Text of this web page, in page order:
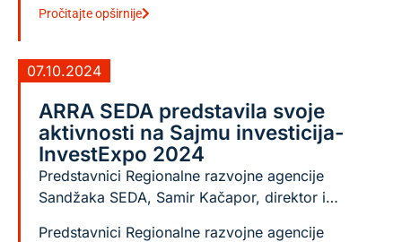
Pročitajte opširnije
07.10.2024
ARRA SEDA predstavila svoje
aktivnosti na Sajmu investicija-
InvestExpo 2024
Predstavnici Regionalne razvojne agencije
Sandžaka SEDA, Samir Kačapor, direktor i…
Predstavnici Regionalne razvojne agencije